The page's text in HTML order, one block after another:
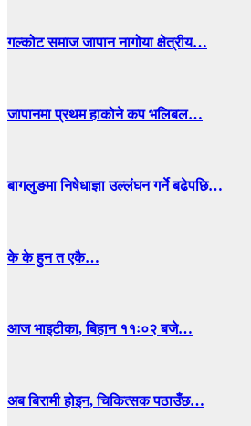
गल्कोट समाज जापान नागोया क्षेत्रीय…
जापानमा प्रथम हाकोने कप भलिबल…
बागलुङमा निषेधाज्ञा उल्लंघन गर्ने बढेपछि…
के के हुन त एकै…
आज भाइटीका, बिहान ११ः०२ बजे…
अब बिरामी होइन, चिकित्सक पठाउँछ…